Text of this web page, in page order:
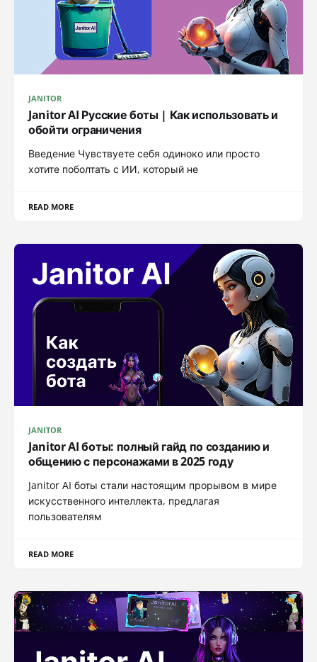
JANITOR
Janitor AI Русские боты | Как использовать и
обойти ограничения
Введение Чувствуете себя одиноко или просто
хотите поболтать с ИИ, который не
READ MORE
JANITOR
Janitor AI боты: полный гайд по созданию и
общению с персонажами в 2025 году
Janitor AI боты стали настоящим прорывом в мире
искусственного интеллекта, предлагая
пользователям
READ MORE